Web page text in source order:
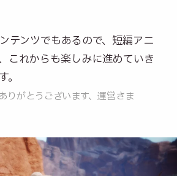
テンツでもあるので、短編アニ
これからも楽しみに進めていき
りがとうございます、運営さま